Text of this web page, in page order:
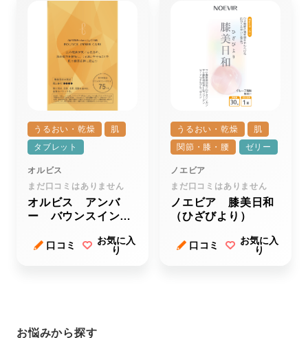
お悩みから探す
うるおい・乾燥
肌
タブレット
オルビス
まだ口コミはありません
オルビス アンバ
ー バウンスインナ
口コミ
お気に入
り
うるおい・乾燥
肌
関節・膝・腰
ゼリー
ノエビア
まだ口コミはありません
ノエビア 膝美日和
（ひざびより）
口コミ
お気に入
り